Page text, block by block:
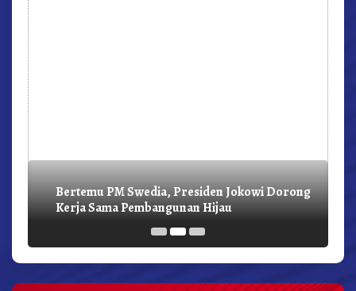
Bertemu PM Swedia, Presiden Jokowi Dorong
Kerja Sama Pembangunan Hijau